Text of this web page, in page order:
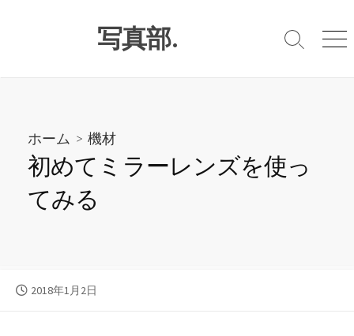
ン
写真部.
検
メ
ホーム >機材
初めてミラーレンズを使っ
てみる
公
2018年1月2日